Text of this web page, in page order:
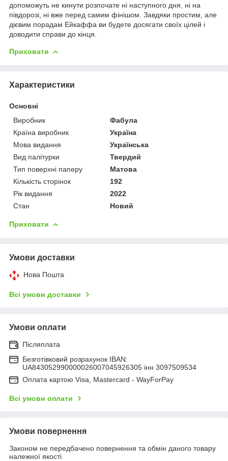
допоможуть не кинути розпочате ні наступного дня, ні на
півдорозі, ні вже перед самим фінішом. Завдяки простим, але
дієвим порадам Ейкаффа ви будете досягати своїх цілей і
доводити справи до кінця.
Приховати
Характеристики
Основні
Виробник
Фабула
Країна виробник
Україна
Мова видання
Українська
Вид палітурки
Твердий
Тип поверхні паперу
Матова
Кількість сторінок
192
Рік видання
2022
Стан
Новий
Приховати
Умови доставки
Нова Пошта
Всі умови доставки
Умови оплати
Післяплата
Безготівковий розрахунок IBAN:
UA843052990000026007045926305 інн 3097509534
Оплата картою Visa, Mastercard - WayForPay
Всі умови оплати
Умови повернення
Законом не передбачено повернення та обмін даного товару
належної якості